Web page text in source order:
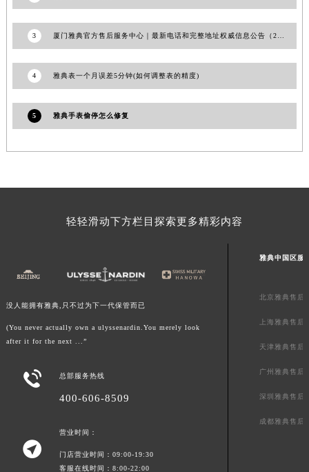
3
4 雅典表一个月误差5分钟(如何调整表的精度)
5 雅典手表偷停怎么修复
轻轻滑动下方栏目探索更多精彩内容
没人能拥有雅典,只不过为下一代保管而已
(You never actually own a ulyssenardin.You merely look
after it for the next ...”
 总部服务热线
400-606-8509

营业时间：
门店营业时间：09:00-19:30
客服在线时间：8:00-22:00
雅典中国区服
北京雅典售后
上海雅典售后
天津雅典售后
广州雅典售后
深圳雅典售后
成都雅典售后